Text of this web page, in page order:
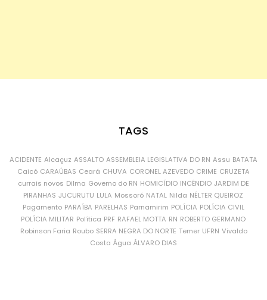
TAGS
ACIDENTE Alcaçuz ASSALTO ASSEMBLEIA LEGISLATIVA DO RN Assu BATATA
Caicó CARAÚBAS Ceará CHUVA CORONEL AZEVEDO CRIME CRUZETA
currais novos Dilma Governo do RN HOMICÍDIO INCÊNDIO JARDIM DE
PIRANHAS JUCURUTU LULA Mossoró NATAL Nilda NÉLTER QUEIROZ
Pagamento PARAÍBA PARELHAS Parnamirim POLÍCIA POLÍCIA CIVIL
POLÍCIA MILITAR Política PRF RAFAEL MOTTA RN ROBERTO GERMANO
Robinson Faria Roubo SERRA NEGRA DO NORTE Temer UFRN Vivaldo
Costa Água ÁLVARO DIAS